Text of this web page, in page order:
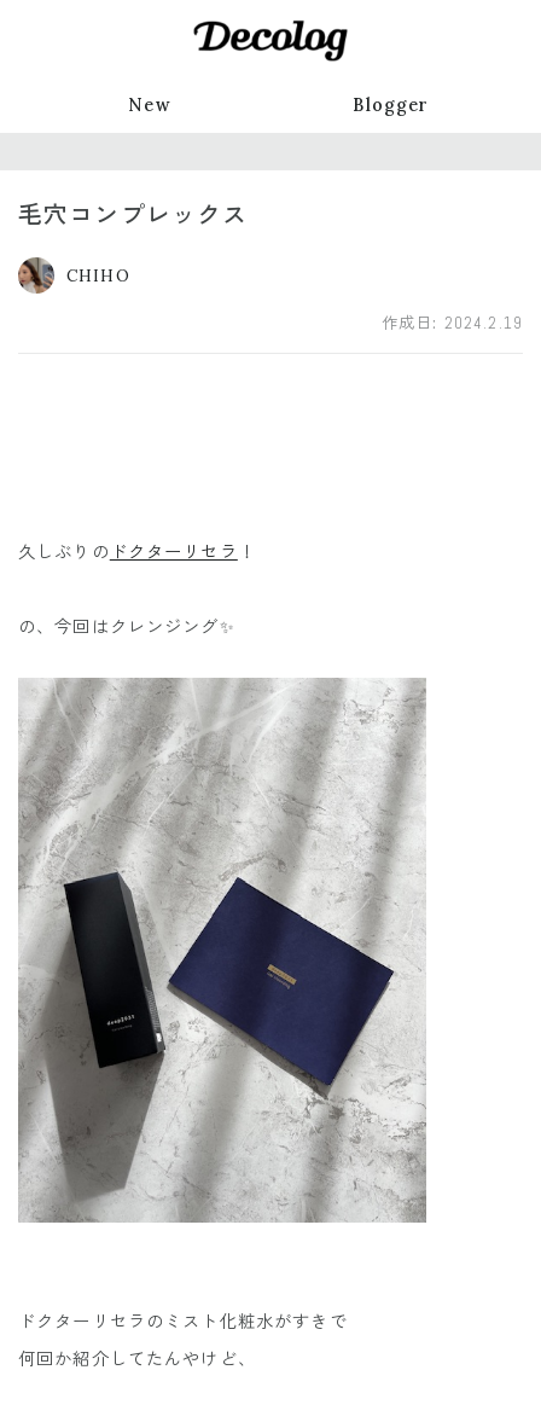
New Blogger
毛穴コンプレックス
CHIHO
作成日: 2024.2.19
久しぶりの ドクターリセラ ！
の、今回はクレンジング✨
ドクターリセラのミスト化粧水がすきで
何回か紹介してたんやけど、